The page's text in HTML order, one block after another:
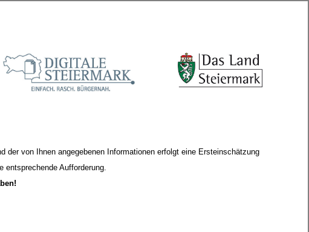
der von Ihnen angegebenen Informationen erfolgt eine Ersteinschätzung
entsprechende Aufforderung.